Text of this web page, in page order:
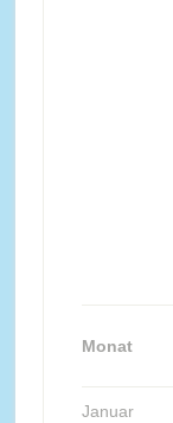
Monat
Januar